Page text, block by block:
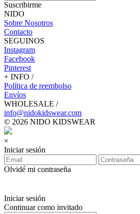
Suscribirme
NIDO
Sobre Nosotros
Contacto
SEGUINOS
Instagram
Facebook
Pinterest
+ INFO /
Política de reembolso
Envíos
WHOLESALE /
info@nidokidswear.com
© 2026 NIDO KIDSWEAR
×
Iniciar sesión
Olvidé mi contraseña
Iniciar sesión
Continuar como invitado